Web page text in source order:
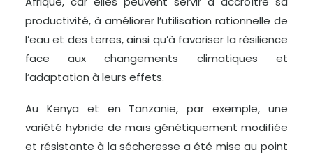
productivité, à améliorer l’utilisation rationnelle de
l’eau et des terres, ainsi qu’à favoriser la résilience
face aux changements climatiques et
l’adaptation à leurs effets.
Au Kenya et en Tanzanie, par exemple, une
variété hybride de maïs génétiquement modifiée
et résistante à la sécheresse a été mise au point